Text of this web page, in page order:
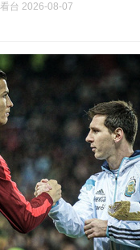
台 2026-08-07